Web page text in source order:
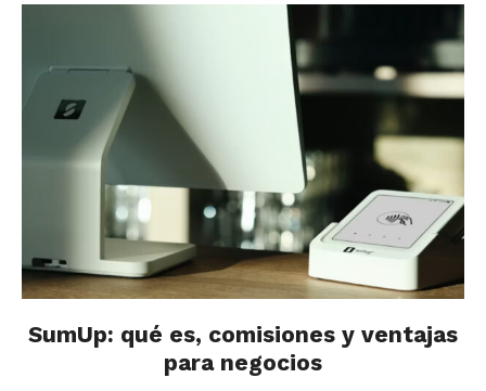
SumUp: qué es, comisiones y ventajas
para negocios